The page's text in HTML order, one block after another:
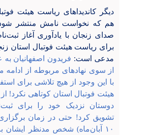
دیگر کاندیداهای ریاست هیئت
هم که نخواست نامش منتشر
صدای زنجان با یادآوری آغاز
برای ریاست هیئت فوتبال استان
مدعی است: فریدون اصفهانیان
از سوی نهادهای مربوطه از ادامه
با این وجود از هیچ تلاشی برای
هیئت فوتبال استان کوتاهی نکرد! از
دوستان نزدیک خود را برای
تشویق کرد! حتی در زمان
۱۰ آبان‌ماه) شخص مدنظر